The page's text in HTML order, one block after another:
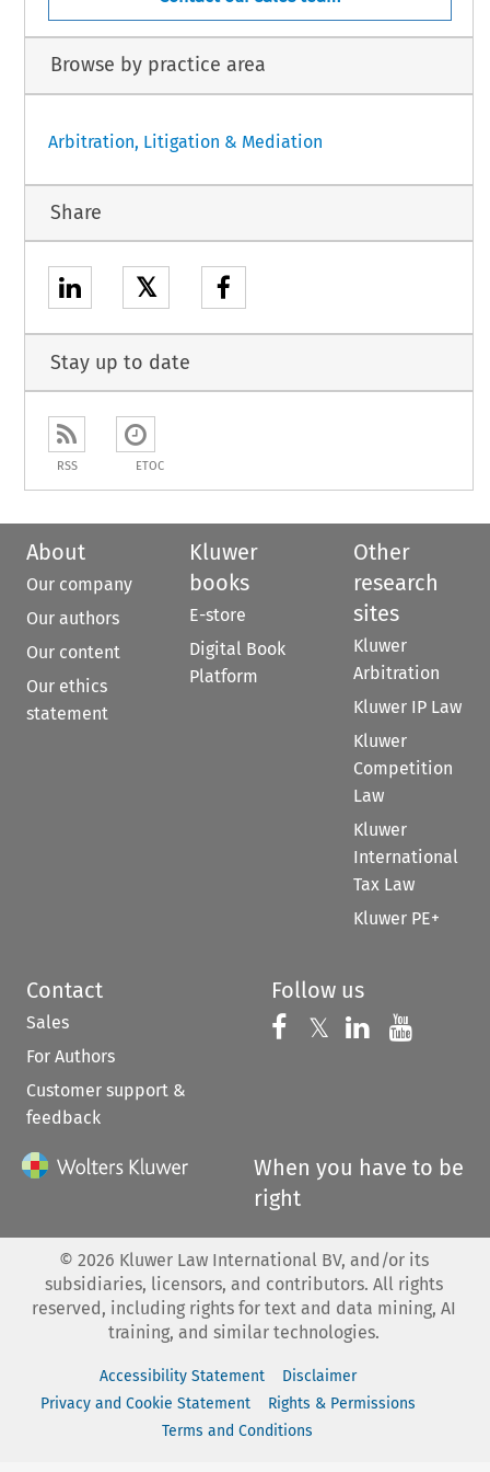
Browse by practice area
Arbitration, Litigation & Mediation
Share
𝕏
Stay up to date
RSS ETOC
About
Our company
Our authors
Our content
Our ethics
statement
Kluwer
books
E-store
Digital Book
Platform
Other
research
sites
Kluwer
Arbitration
Kluwer IP Law
Kluwer
Competition
Law
Kluwer
International
Tax Law
Kluwer PE+
Contact
Sales
For Authors
Customer support &
feedback
Follow us
Follow us on
𝕏 Follow us on
Follow us
When you have to be
right
© 2026 Kluwer Law International BV, and/or its
subsidiaries, licensors, and contributors. All rights
reserved, including rights for text and data mining, AI
training, and similar technologies.
Accessibility Statement
Disclaimer
Privacy and Cookie Statement
Rights & Permissions
Terms and Conditions